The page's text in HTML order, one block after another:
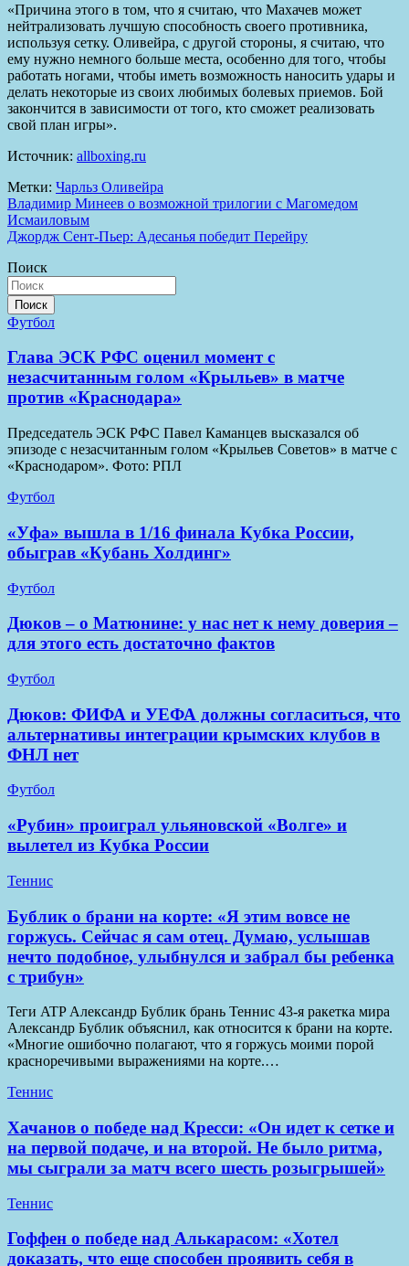
«Причина этого в том, что я считаю, что Махачев может
нейтрализовать лучшую способность своего противника,
используя сетку. Оливейра, с другой стороны, я считаю, что
ему нужно немного больше места, особенно для того, чтобы
работать ногами, чтобы иметь возможность наносить удары и
делать некоторые из своих любимых болевых приемов. Бой
закончится в зависимости от того, кто сможет реализовать
свой план игры».
Источник: allboxing.ru
Метки: Чарльз Оливейра
Навигация
по
Владимир Минеев о возможной трилогии с Магомедом
Исмаиловым
Джордж Сент-Пьер: Адесанья победит Перейру
Поиск
Поиск
Футбол
Глава ЭСК РФС оценил момент с
незасчитанным голом «Крыльев» в матче
против «Краснодара»
Председатель ЭСК РФС Павел Каманцев высказался об
эпизоде с незасчитанным голом «Крыльев Советов» в матче с
«Краснодаром». Фото: РПЛ
Футбол
«Уфа» вышла в 1/16 финала Кубка России,
обыграв «Кубань Холдинг»
Футбол
Дюков – о Матюнине: у нас нет к нему доверия –
для этого есть достаточно фактов
Футбол
Дюков: ФИФА и УЕФА должны согласиться, что
альтернативы интеграции крымских клубов в
ФНЛ нет
Футбол
«Рубин» проиграл ульяновской «Волге» и
вылетел из Кубка России
Теннис
Бублик о брани на корте: «Я этим вовсе не
горжусь. Сейчас я сам отец. Думаю, услышав
нечто подобное, улыбнулся и забрал бы ребенка
с трибун»
Теги ATP Александр Бублик брань Теннис 43-я ракетка мира
Александр Бублик объяснил, как относится к брани на корте.
«Многие ошибочно полагают, что я горжусь моими порой
красноречивыми выражениями на корте.…
Теннис
Хачанов о победе над Кресси: «Он идет к сетке и
на первой подаче, и на второй. Не было ритма,
мы сыграли за матч всего шесть розыгрышей»
Теннис
Гоффен о победе над Алькарасом: «Хотел
доказать, что еще способен проявить себя в